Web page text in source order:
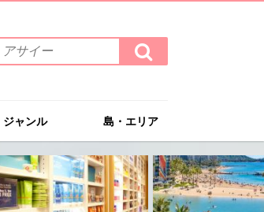
検
索
す
ジャンル 島・エリア